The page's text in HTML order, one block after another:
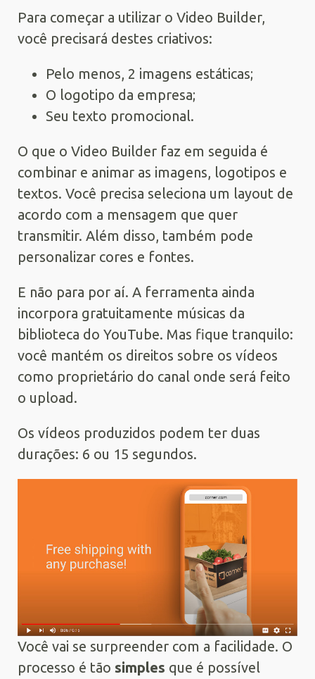
Para começar a utilizar o Video Builder,
você precisará destes criativos:
Pelo menos, 2 imagens estáticas;
O logotipo da empresa;
Seu texto promocional.
O que o Video Builder faz em seguida é
combinar e animar as imagens, logotipos e
textos. Você precisa seleciona um layout de
acordo com a mensagem que quer
transmitir. Além disso, também pode
personalizar cores e fontes.
E não para por aí. A ferramenta ainda
incorpora gratuitamente músicas da
biblioteca do YouTube. Mas fique tranquilo:
você mantém os direitos sobre os vídeos
como proprietário do canal onde será feito
o upload.
Os vídeos produzidos podem ter duas
durações: 6 ou 15 segundos.
Você vai se surpreender com a facilidade. O
processo é tão simples que é possível